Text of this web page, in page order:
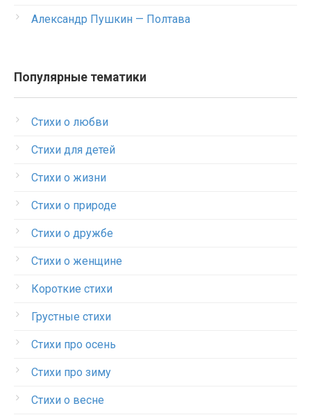
Александр Пушкин — Полтава
Популярные тематики
Стихи о любви
Стихи для детей
Стихи о жизни
Стихи о природе
Стихи о дружбе
Стихи о женщине
Короткие стихи
Грустные стихи
Стихи про осень
Стихи про зиму
Стихи о весне